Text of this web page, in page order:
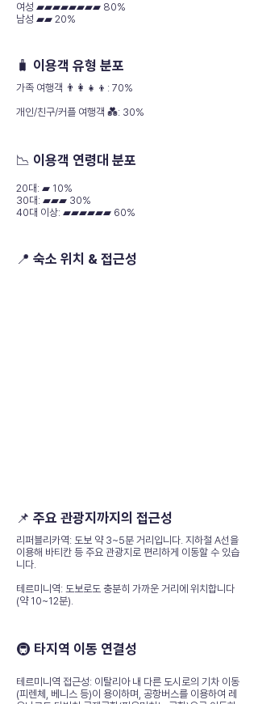
여성 ▰▰▰▰▰▰▰▰ 80%
남성 ▰▰ 20%
🧳 이용객 유형 분포
가족 여행객 👨‍👩‍👧‍👦: 70%
개인/친구/커플 여행객 💑: 30%
📉 이용객 연령대 분포
20대: ▰ 10%
30대: ▰▰▰ 30%
40대 이상: ▰▰▰▰▰▰ 60%
📍 숙소 위치 & 접근성
📌 주요 관광지까지의 접근성
리퍼블리카역: 도보 약 3~5분 거리입니다. 지하철 A선을
이용해 바티칸 등 주요 관광지로 편리하게 이동할 수 있습
니다.
테르미니역: 도보로도 충분히 가까운 거리에 위치합니다
(약 10~12분).
🚇 타지역 이동 연결성
테르미니역 접근성: 이탈리아 내 다른 도시로의 기차 이동
(피렌체, 베니스 등)이 용이하며, 공항버스를 이용하여 레